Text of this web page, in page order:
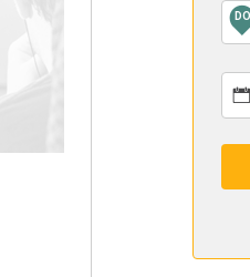
DO